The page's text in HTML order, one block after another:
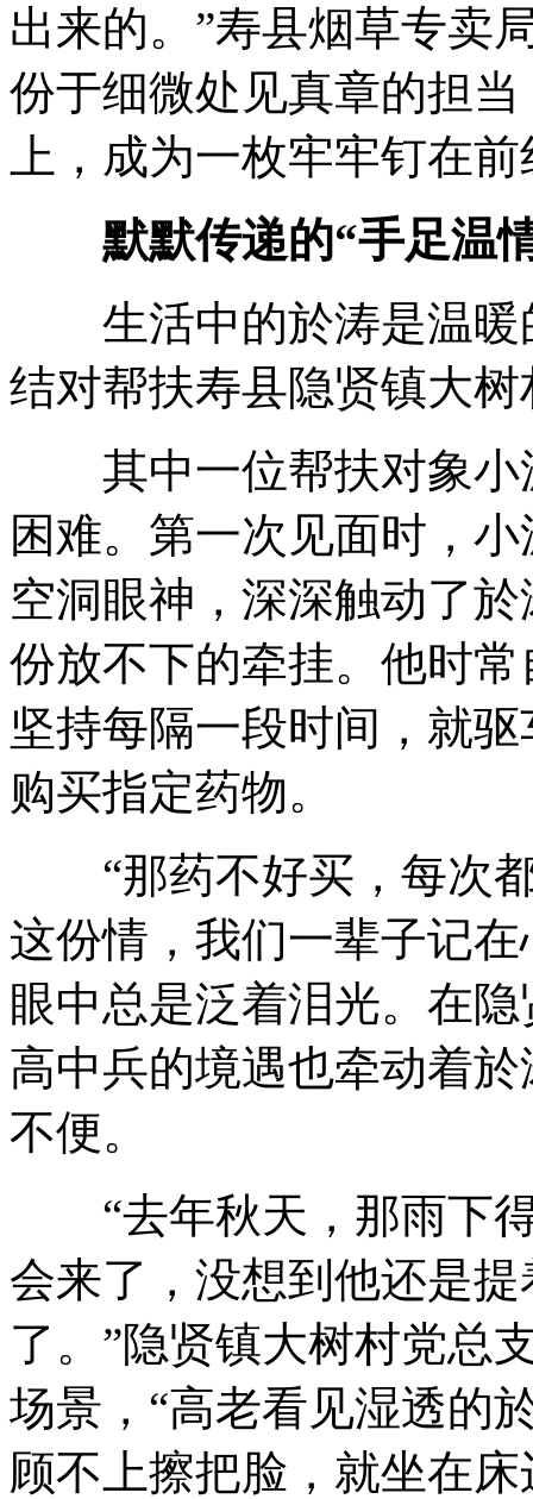
出来的。”寿县烟草专卖
份于细微处见真章的担
上，成为一枚牢牢钉在
默默传递的“手足温
生活中的於涛是温暖
结对帮扶寿县隐贤镇大
其中一位帮扶对象小
困难。第一次见面时，
空洞眼神，深深触动了
份放不下的牵挂。他时
坚持每隔一段时间，就
购买指定药物。
“那药不好买，每次都
这份情，我们一辈子记
眼中总是泛着泪光。在
高中兵的境遇也牵动着
不便。
“去年秋天，那雨下得
会来了，没想到他还是
了。”隐贤镇大树村党总
场景，“高老看见湿透的
顾不上擦把脸，就坐在